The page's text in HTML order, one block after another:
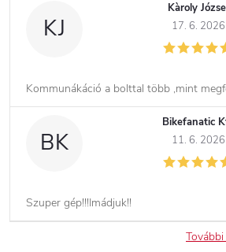
KJ
Kàroly
17. 6. 2026
Kommunákáció a bolttal több ,mint
BK
Bikefanatic
11. 6. 2026
Szuper gép!!!Imádjuk!!